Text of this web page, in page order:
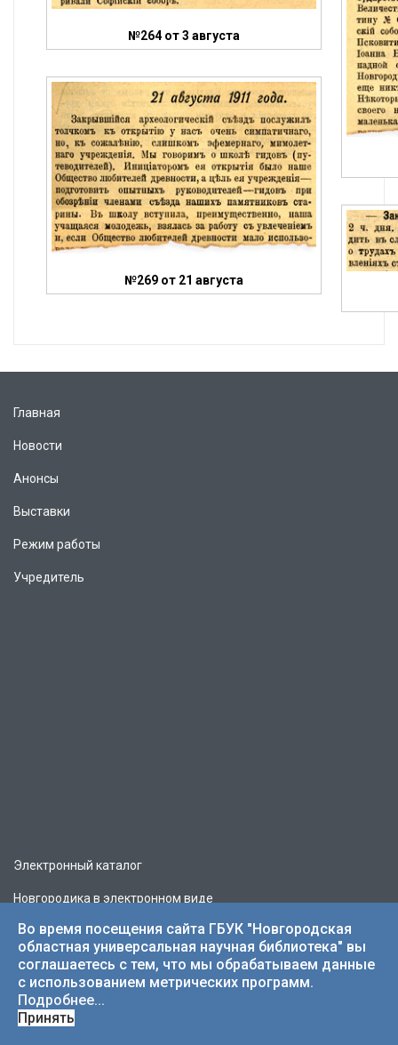
№264 от 3 августа
№269 от 21 августа
Главная
Новости
Анонсы
Выставки
Режим работы
Учредитель
Электронный каталог
Новгородика в электронном виде
Литературная карта
Как стать читателем
Спроси библиотекаря
Политика обработки персональных данных
Во время посещения сайта ГБУК "Новгородская
областная универсальная научная библиотека" вы
соглашаетесь с тем, что мы обрабатываем данные
с использованием метрических программ.
Подробнее...
Принять